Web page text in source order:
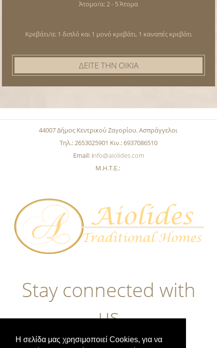
Η σελίδα μας χρησιμοποιεί Cookies, για να
Άτομο/α: 2 - 5 Άτομα
Κρεβάτι/α: 1 διπλό και 1 μονό κρεβάτι, 1 καναπές κρεβάτι
ΔΕΙΤΕ ΤΗΝ ΟΙΚΙΑ
44007 Δήμος Κεντρικού Ζαγορίου. Ασπράγγελοι
Τηλ.: 2653025901 Κιν.: 6937086510
Email: info@aiolides.com
Μ.Η.Τ.Ε.:
Stay connected with
us